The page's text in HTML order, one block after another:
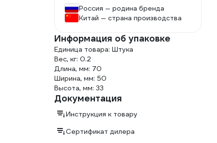
Россия — родина бренда
Китай — страна производства
Информация об упаковке
Единица товара: Штука
Вес, кг: 0.2
Длина, мм: 70
Ширина, мм: 50
Высота, мм: 33
Документация
Инструкция к товару
Сертификат дилера